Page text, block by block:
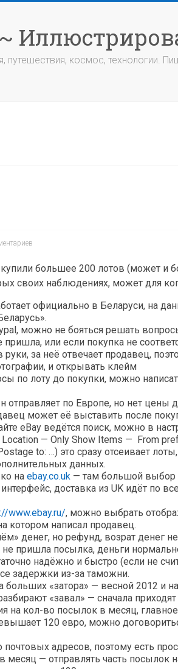
путешествия, космос, технологии.
большее 200 лотов (может и
своих наблюдениях, может для
официально в Беларуси, на
можно не бояться решать
пришла, или если покупка не
за неё отвечает продавец,
и открывать клейм
по лоту до покупки, можно
отправляет по Европе, но нет цены
может её выставить после
eBay ведётся поиск, можно в
Location — Only Show Items — From
to: …) это сразу отсеивает
данных.
на ebay.co.uk — там большой выбор
доставка из UK идёт по
www.ebay.ru/, можно выбрать
котором написал продавец.
денег, но рефунд, возрат денег
не пришла посылка, деньги
надёжно и быстро (если не
задержки из-за таможни.
«затора» — весной 2012 и
«завал» — сначала
на кол-во посылок в месяц,
120 евро, можно
адресов, поэтому есть
— отправлять часть посылок